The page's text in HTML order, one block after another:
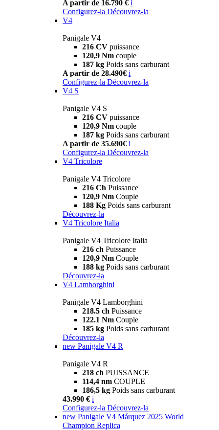
A partir de 16.790 € i
Configurez-la Découvrez-la
V4
Panigale V4
216 CV puissance
120,9 Nm couple
187 kg Poids sans carburant
A partir de 28.490€ i
Configurez-la Découvrez-la
V4 S
Panigale V4 S
216 CV puissance
120,9 Nm couple
187 kg Poids sans carburant
A partir de 35.690€ i
Configurez-la Découvrez-la
V4 Tricolore
Panigale V4 Tricolore
216 Ch Puissance
120,9 Nm Couple
188 Kg Poids sans carburant
Découvrez-la
V4 Tricolore Italia
Panigale V4 Tricolore Italia
216 ch Puissance
120,9 Nm Couple
188 kg Poids sans carburant
Découvrez-la
V4 Lamborghini
Panigale V4 Lamborghini
218.5 ch Puissance
122.1 Nm Couple
185 kg Poids sans carburant
Découvrez-la
new Panigale V4 R
Panigale V4 R
218 ch PUISSANCE
114,4 nm COUPLE
186,5 kg Poids sans carburant
43.990 € i
Configurez-la Découvrez-la
new Panigale V4 Márquez 2025 World
Champion Replica